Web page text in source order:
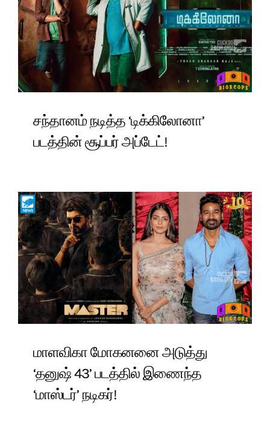
சந்தானம் நடித்த ‘டிக்கிலோனா’
படத்தின் சூப்பர் அப்டேட்!
மாளவிகா மோகனனை அடுத்து
‘தனுஷ் 43’ படத்தில் இணைந்த
‘மாஸ்டர்’ நடிகர்!